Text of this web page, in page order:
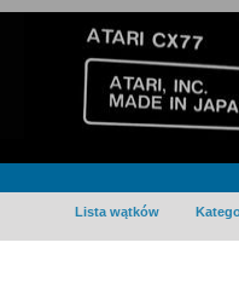
Lista wątków